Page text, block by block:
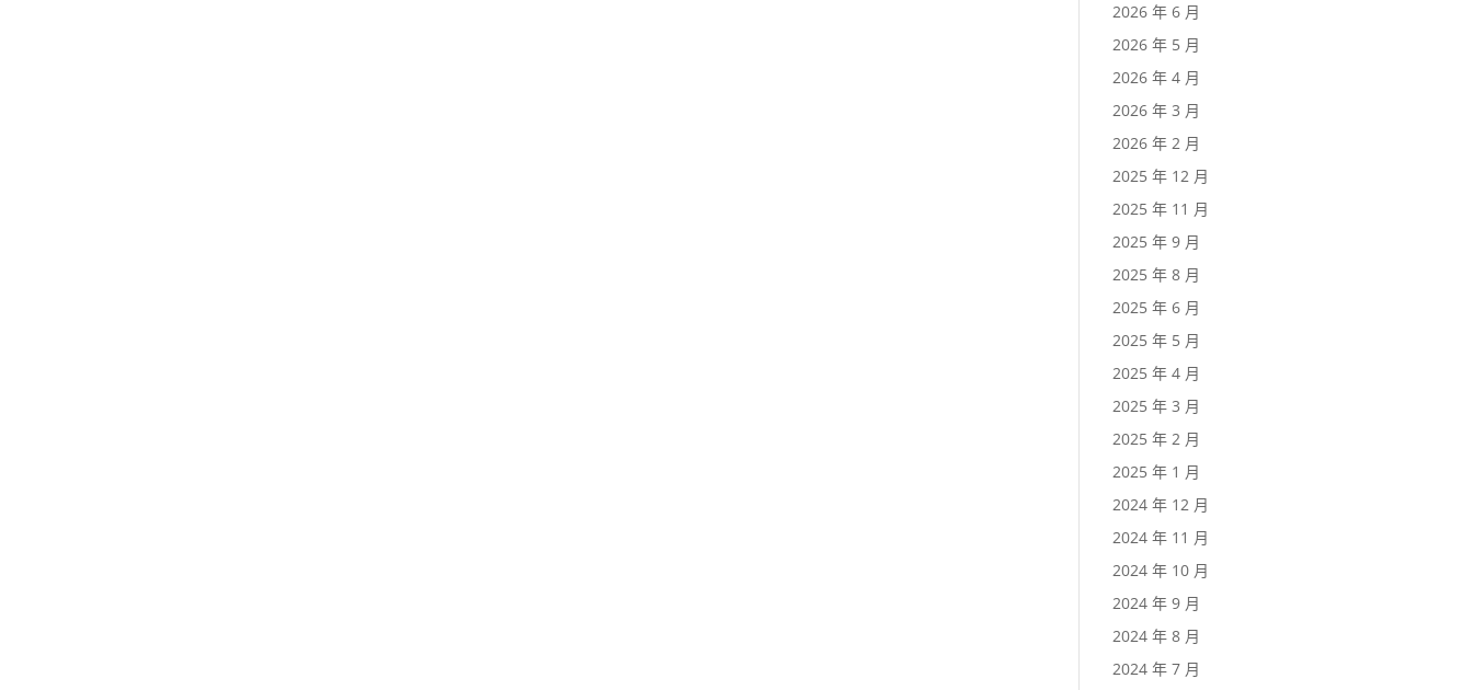
2026 年 6 月
2026 年 5 月
2026 年 4 月
2026 年 3 月
2026 年 2 月
2025 年 12 月
2025 年 11 月
2025 年 9 月
2025 年 8 月
2025 年 6 月
2025 年 5 月
2025 年 4 月
2025 年 3 月
2025 年 2 月
2025 年 1 月
2024 年 12 月
2024 年 11 月
2024 年 10 月
2024 年 9 月
2024 年 8 月
2024 年 7 月